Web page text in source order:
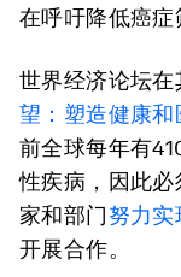
在呼吁降低癌症
世界经济论坛在
望：塑造健康
前全球每年有
性疾病，因此必
家和部门努力
开展合作。